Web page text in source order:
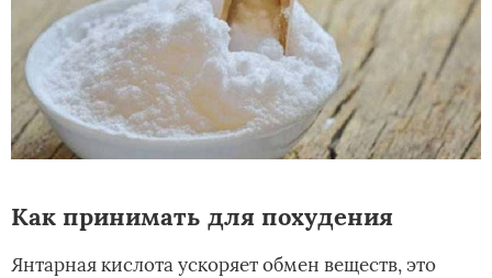
Как принимать для похудения
Янтарная кислота ускоряет обмен веществ, это